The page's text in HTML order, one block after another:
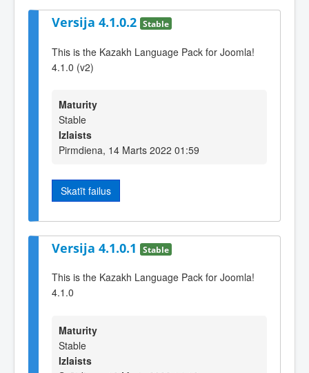
Versija 4.1.0.2 Stable
This is the Kazakh Language Pack for Joomla!
4.1.0 (v2)
Maturity
Stable
Izlaists
Pirmdiena, 14 Marts 2022 01:59
Skatīt failus
Versija 4.1.0.1 Stable
This is the Kazakh Language Pack for Joomla!
4.1.0
Maturity
Stable
Izlaists